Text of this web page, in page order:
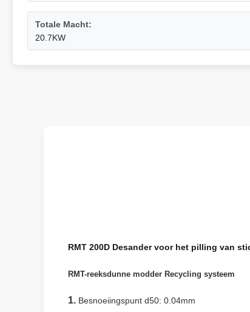
Totale Macht:
20.7KW
RMT 200D Desander voor het pilling van
RMT-reeksdunne modder Recycling systeem
1. Besnoeiingspunt d50: 0.04mm